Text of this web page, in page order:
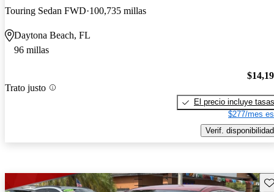
Touring Sedan FWD 100,735 millas
Daytona Beach, FL
96 millas
Trato justo
El precio incluye tasas
$277/mes
Verif. disponibilidad